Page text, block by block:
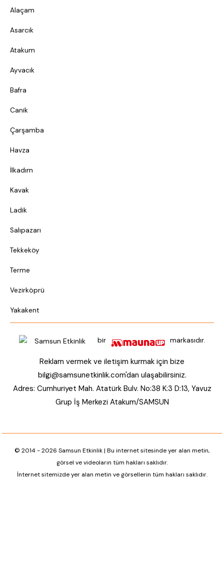
Alaçam
Asarcık
Atakum
Ayvacık
Bafra
Canik
Çarşamba
Havza
İlkadım
Kavak
Ladik
Salıpazarı
Tekkeköy
Terme
Vezirköprü
Yakakent
bir markasıdır.
Reklam vermek ve iletişim kurmak için bize
bilgi@samsunetkinlik.com'dan ulaşabilirsiniz.
Adres: Cumhuriyet Mah. Atatürk Bulv. No:38 K:3 D:13, Yavuz
Grup İş Merkezi Atakum/SAMSUN
© 2014 - 2026 Samsun Etkinlik | Bu internet sitesinde yer alan metin,
görsel ve videoların tüm hakları saklıdır.
İnternet sitemizde yer alan metin ve görsellerin tüm hakları saklıdır.